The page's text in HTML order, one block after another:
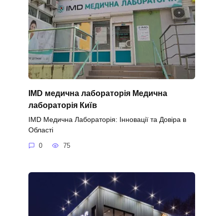
IMD медична лабораторія Медична
лабораторія Київ
IMD Медична Лабораторія: Інновації та Довіра в
Області
0 75